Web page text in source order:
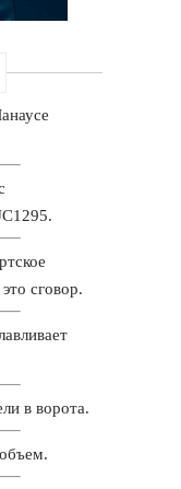
сговор.
в ворота.